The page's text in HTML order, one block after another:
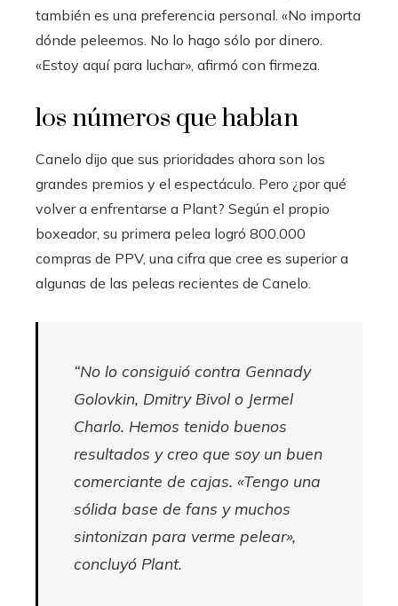
también es una preferencia personal. «No importa
dónde peleemos. No lo hago sólo por dinero.
«Estoy aquí para luchar», afirmó con firmeza.
los números que hablan
Canelo dijo que sus prioridades ahora son los
grandes premios y el espectáculo. Pero ¿por qué
volver a enfrentarse a Plant? Según el propio
boxeador, su primera pelea logró 800.000
compras de PPV, una cifra que cree es superior a
algunas de las peleas recientes de Canelo.
“No lo consiguió contra Gennady
Golovkin, Dmitry Bivol o Jermel
Charlo. Hemos tenido buenos
resultados y creo que soy un buen
comerciante de cajas. «Tengo una
sólida base de fans y muchos
sintonizan para verme pelear»,
concluyó Plant.